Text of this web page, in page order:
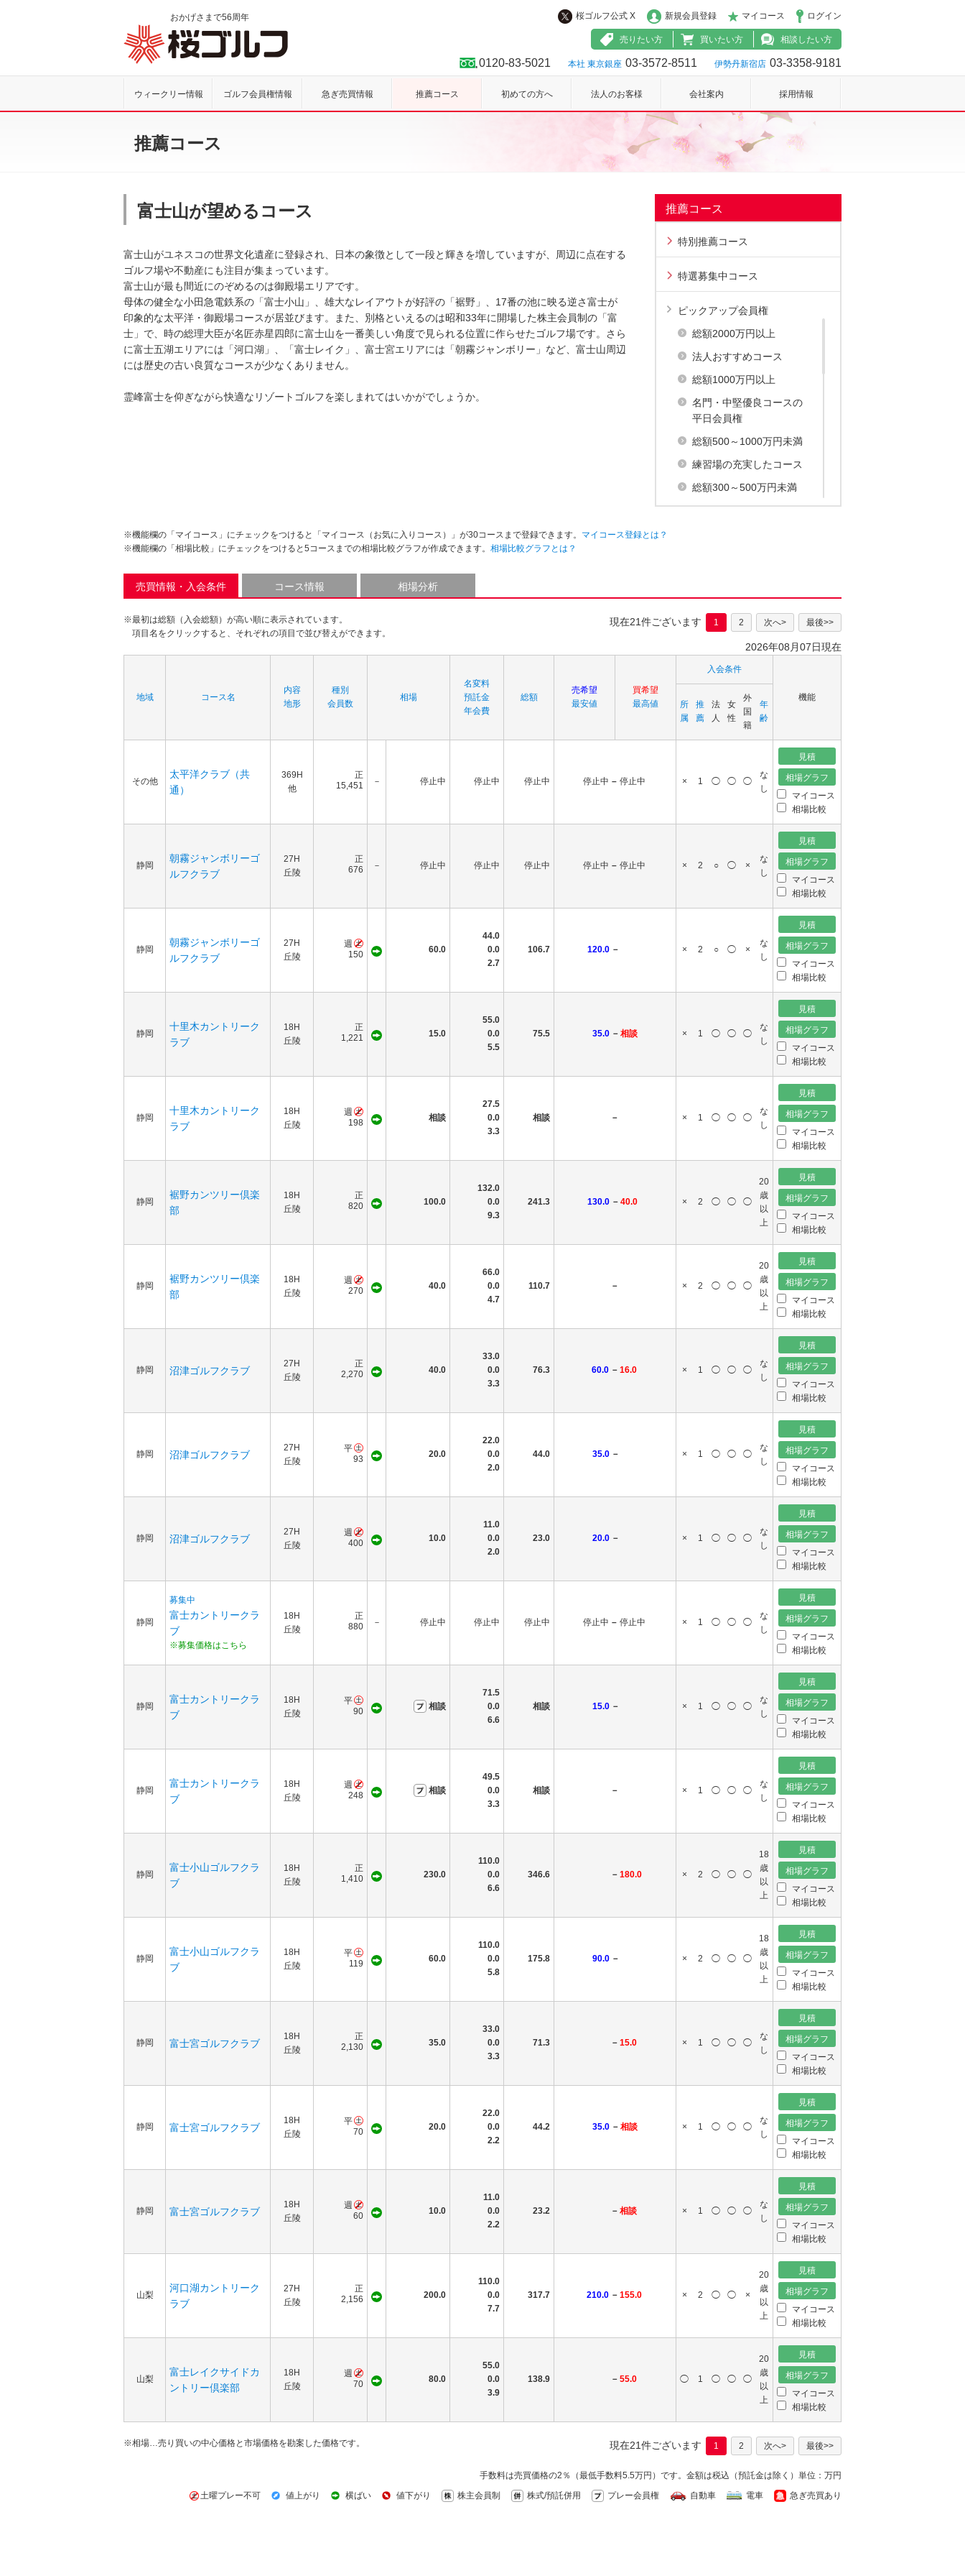
おかげさまで56周年 桜ゴルフ公式 X 新規会員登録 マイコース ログイン
売りたい方 買いたい方 相談したい方
0120-83-5021 本社 東京銀座 03-3572-8511 伊勢丹新宿店 03-3358-9181
ウィークリー情報 ゴルフ会員権情報 急ぎ売買情報 推薦コース 初めての方へ 法人のお客様 会社案内 採用情報
推薦コース
富士山が望めるコース
富士山がユネスコの世界文化遺産に登録され、日本の象徴として一段と輝きを増していますが、周辺に点在する
ゴルフ場や不動産にも注目が集まっています。
富士山が最も間近にのぞめるのは御殿場エリアです。
母体の健全な小田急電鉄系の「富士小山」、雄大なレイアウトが好評の「裾野」、17番の池に映る逆さ富士が
印象的な太平洋・御殿場コースが居並びます。また、別格といえるのは昭和33年に開場した株主会員制の「富
士」で、時の総理大臣が名匠赤星四郎に富士山を一番美しい角度で見られる位置に作らせたゴルフ場です。さら
に富士五湖エリアには「河口湖」、「富士レイク」、富士宮エリアには「朝霧ジャンボリー」など、富士山周辺
には歴史の古い良質なコースが少なくありません。
霊峰富士を仰ぎながら快適なリゾートゴルフを楽しまれてはいかがでしょうか。
推薦コース
特別推薦コース
特選募集中コース
ピックアップ会員権
総額2000万円以上
法人おすすめコース
総額1000万円以上
名門・中堅優良コースの
平日会員権
総額500～1000万円未満
練習場の充実したコース
総額300～500万円未満
電車で行くお薦めゴルフ
総額150万円未満
ゆったり温泉･宿泊施設付
女性にお勧めのコース
桜を満喫する代表的なコ
ース（関東圏）
株主制、預託金制(大手企
業系)のゴルフ場
富士山が望めるコース
クラブハウスが好評なコ
もみじ（紅葉）の綺麗な
※機能欄の「マイコース」にチェックをつけると「マイコース（お気に入りコース）」が30コースまで登録できます。 マイコース登録とは？
※機能欄の「相場比較」にチェックをつけると5コースまでの相場比較グラフが作成できます。 相場比較グラフとは？
売買情報・入会条件 コース情報 相場分析
※最初は総額（入会総額）が高い順に表示されています。
項目名をクリックすると、それぞれの項目で並び替えができます。
現在21件ございます 1 2 次へ> 最後>>
2026年08月07日現在
地域 コース名
内容
地形
種別
会員数
相場
名変料
預託金
年会費
総額
売希望
最安値
買希望
最高値
入会条件
機能
所
属
推
薦
法
人
女
性
外
国
籍
年
齢
その他
太平洋クラブ（共
通）
369H
他
正
15,451
－ 停止中 停止中 停止中 停止中 – 停止中 × 1 ◯ ◯ ◯
な
し
マイコース
相場比較
静岡
朝霧ジャンボリーゴ
ルフクラブ
27H
丘陵
正
676
－ 停止中 停止中 停止中 停止中 – 停止中 × 2 ○ ◯ ×
な
し
マイコース
相場比較
静岡
朝霧ジャンボリーゴ
ルフクラブ
27H
丘陵
週
150
60.0
44.0
0.0
2.7
106.7 120.0 － × 2 ○ ◯ ×
な
し
マイコース
相場比較
静岡
十里木カントリーク
ラブ
18H
丘陵
正
1,221
15.0
55.0
0.0
5.5
75.5 35.0 － 相談 × 1 ◯ ◯ ◯
な
し
マイコース
相場比較
静岡
十里木カントリーク
ラブ
18H
丘陵
週
198
相談
27.5
0.0
3.3
相談 － × 1 ◯ ◯ ◯
な
し
マイコース
相場比較
静岡
裾野カンツリー倶楽
部
18H
丘陵
正
820
100.0
132.0
0.0
9.3
241.3 130.0 － 40.0 × 2 ◯ ◯ ◯
20
歳
以
上
マイコース
相場比較
静岡
裾野カンツリー倶楽
部
18H
丘陵
週
270
40.0
66.0
0.0
4.7
110.7 － × 2 ◯ ◯ ◯
20
歳
以
上
マイコース
相場比較
静岡 沼津ゴルフクラブ
27H
丘陵
正
2,270
40.0
33.0
0.0
3.3
76.3 60.0 － 16.0 × 1 ◯ ◯ ◯
な
し
マイコース
相場比較
静岡 沼津ゴルフクラブ
27H
丘陵
平
93
20.0
22.0
0.0
2.0
44.0 35.0 － × 1 ◯ ◯ ◯
な
し
マイコース
相場比較
静岡 沼津ゴルフクラブ
27H
丘陵
週
400
10.0
11.0
0.0
2.0
23.0 20.0 － × 1 ◯ ◯ ◯
な
し
マイコース
相場比較
静岡
募集中
富士カントリークラ
ブ
※募集価格はこちら
18H
丘陵
正
880
－ 停止中 停止中 停止中 停止中 – 停止中 × 1 ◯ ◯ ◯
な
し
マイコース
相場比較
静岡
富士カントリークラ
ブ
18H
丘陵
平
90
相談
71.5
0.0
6.6
相談 15.0 － × 1 ◯ ◯ ◯
な
し
マイコース
相場比較
静岡
富士カントリークラ
ブ
18H
丘陵
週
248
相談
49.5
0.0
3.3
相談 － × 1 ◯ ◯ ◯
な
し
マイコース
相場比較
静岡
富士小山ゴルフクラ
ブ
18H
丘陵
正
1,410
230.0
110.0
0.0
6.6
346.6 － 180.0 × 2 ◯ ◯ ◯
18
歳
以
上
マイコース
相場比較
静岡
富士小山ゴルフクラ
ブ
18H
丘陵
平
119
60.0
110.0
0.0
5.8
175.8 90.0 － × 2 ◯ ◯ ◯
18
歳
以
上
マイコース
相場比較
静岡 富士宮ゴルフクラブ
18H
丘陵
正
2,130
35.0
33.0
0.0
3.3
71.3 － 15.0 × 1 ◯ ◯ ◯
な
し
マイコース
相場比較
静岡 富士宮ゴルフクラブ
18H
丘陵
平
70
20.0
22.0
0.0
2.2
44.2 35.0 － 相談 × 1 ◯ ◯ ◯
な
し
マイコース
相場比較
静岡 富士宮ゴルフクラブ
18H
丘陵
週
60
10.0
11.0
0.0
2.2
23.2 － 相談 × 1 ◯ ◯ ◯
な
し
マイコース
相場比較
山梨
河口湖カントリーク
ラブ
27H
丘陵
正
2,156
200.0
110.0
0.0
7.7
317.7 210.0 － 155.0 × 2 ◯ ◯ ×
20
歳
以
上
マイコース
相場比較
山梨
富士レイクサイドカ
ントリー倶楽部
18H
丘陵
週
70
80.0
55.0
0.0
3.9
138.9 － 55.0 ◯ 1 ◯ ◯ ◯
20
歳
以
上
マイコース
相場比較
現在21件ございます 1 2 次へ> 最後>>
※相場…売り買いの中心価格と市場価格を勘案した価格です。
手数料は売買価格の2％（最低手数料5.5万円）です。 金額は税込（預託金は除く）単位：万円
土曜プレー不可
値上がり 横ばい 値下がり 株主会員制 株式/預託併用 プレー会員権 自動車 電車 急ぎ売買あり